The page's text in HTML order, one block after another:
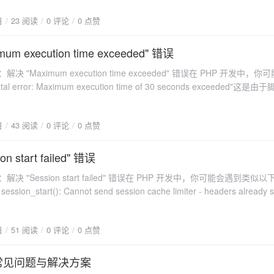
操作时，很容易超出这个限制。数据处理不当循环加载大型数组、递
时间运行后会逐渐占用越来越多的内存。2. 解决方案调整php.ini中的
最直接的方法是增加PHP的内存限制。可以通过修改php.ini文件中的
令来实现：memory_limit = 512M记得重启Web服务器使更改生效。使
内存限制如果无法修改php.ini文件，可以在脚本开始处使用ini_set()
化算法：采用更高效的算法减少不必要的计算和存储需求。检查并更新
用详细的错误报告和日志记录功能，帮助定位具体哪个部分导致内存
预防措施为了长期稳定地运行PHP应用，建议采取以下预防措施：
消除潜在的内存浪费点。对关键业务流程进行压力测试，模拟高负载情
缓解甚至完全避免。希望这篇文章能帮助你更好地管理和优化你的PHP
基础概念到高级技巧的全方位指导，旨在为读者提供一套完整的应对策
23 阅读 0 评论 0 点赞
execution time exceeded" 错误
解决 "Maximum execution time exceeded" 错误在 PHP 开发中，你可
error: Maximum execution time of 30 seconds exceeded"这是由于
或文件读写操作耗时。默认配置限
行时间临时设置（在脚本中）：set_time_limit(300); // 设置为 300 秒（5
修改 php.ini）：max_execution_time = 300✅ 方法二：优化脚本性能使
{ $limit = 1000; $offset = 0; do { $data =
+= $limit; } while (count($data) ===
'id'); $profiles = getProfilesByIds($userIds); // 一次性获取所有数
= new Redis(); $redis->connect('127.0.0.1', 6379);
43 阅读 0 评论 0 点赞
start failed" 错误
解决 "Session start failed" 错误在 PHP 开发中，你可能会遇到类似以
Cannot send session cache limiter - headers already
由于权限不足或磁盘空间不足。Session 配置错误 php.ini 中的会话配置
）不正确，导致会话无法正常存储。并发访问冲突 多个请求同时尝试写
51 阅读 0 评论 0 点赞
问题与解决方案